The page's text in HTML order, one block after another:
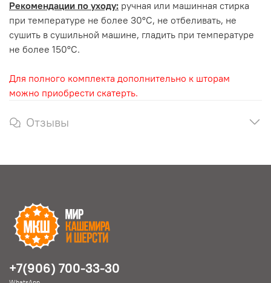
Рекомендации по уходу: ручная или машинная стирка
при температуре не более 30°С, не отбеливать, не
сушить в сушильной машине, гладить при температуре
не более 150°С.
Для полного комплекта дополнительно к шторам
можно приобрести скатерть.
Отзывы
+7(906) 700-33-30